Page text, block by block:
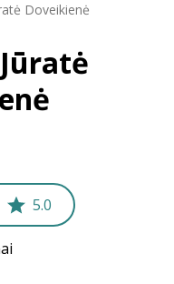
Doveikienė
5.0